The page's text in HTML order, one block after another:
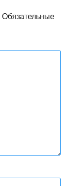
Обязательные